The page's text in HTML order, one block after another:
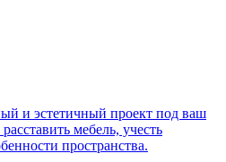
и эстетичный проект под ваш
мебель, учесть
пространства.